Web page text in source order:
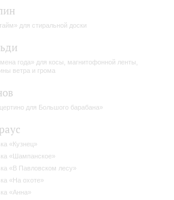
для стиральной доски
года» для косы, магнитофонной ленты,
ветра и грома
для Большого барабана»
«Кузнец»
«Шампанское»
«В Павловском лесу»
«На охоте»
«Анна»